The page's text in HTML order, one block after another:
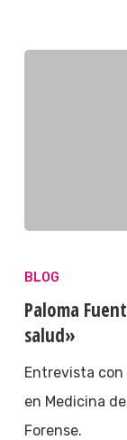
BLOG
Paloma
salud»
Entrevista con
en Medicina
Forense.